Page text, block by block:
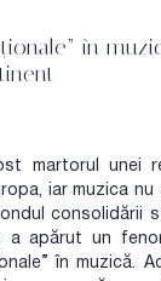
în
martorul unei
iar muzica nu
consolidării
a apărut un
în muzică.